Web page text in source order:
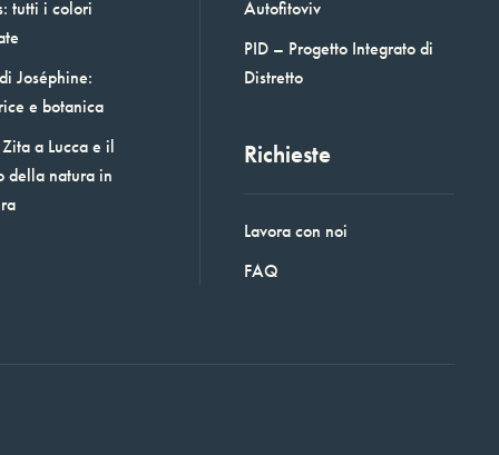
tutti i colori
Joséphine:
e botanica
a Lucca e il
della natura in
Autofitoviv
PID – Progetto Integrato di
Distretto
Richieste
Lavora con noi
FAQ